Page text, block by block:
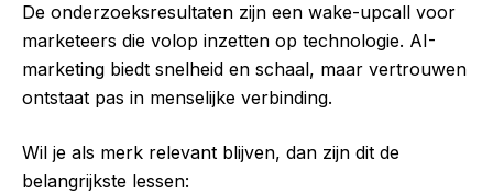
De onderzoeksresultaten zijn een wake-upcall voor
marketeers die volop inzetten op technologie. AI-
marketing biedt snelheid en schaal, maar vertrouwen
ontstaat pas in menselijke verbinding.
Wil je als merk relevant blijven, dan zijn dit de
belangrijkste lessen: